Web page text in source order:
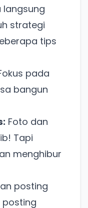
langsung
strategi
tips
pada
bangun
Foto dan
Tapi
menghibur
posting
posting